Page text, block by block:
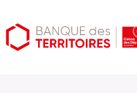
Aller
au
Aller
au
Ouvrir
les